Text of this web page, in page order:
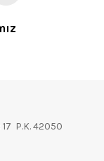
P.K. 42050